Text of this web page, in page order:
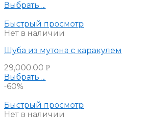
Выбрать ...
Быстрый просмотр
Нет в наличии
Шуба из мутона с каракулем
29,000.00 Р
Выбрать ...
-60%
Быстрый просмотр
Нет в наличии